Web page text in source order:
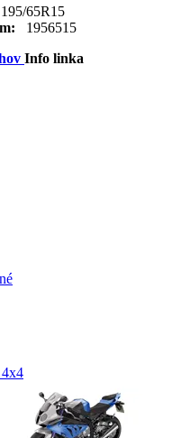
195/65R15
1956515
Info linka